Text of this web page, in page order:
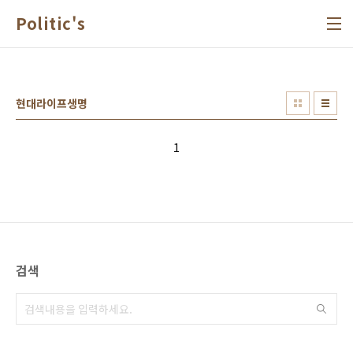
Politic's
현대라이프생명
1
검색